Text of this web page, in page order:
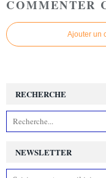
COMMENTER
Ajouter un
NEWSLETTER
RECHERCHE